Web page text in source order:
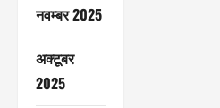
नवम्बर 2025
अक्टूबर
2025